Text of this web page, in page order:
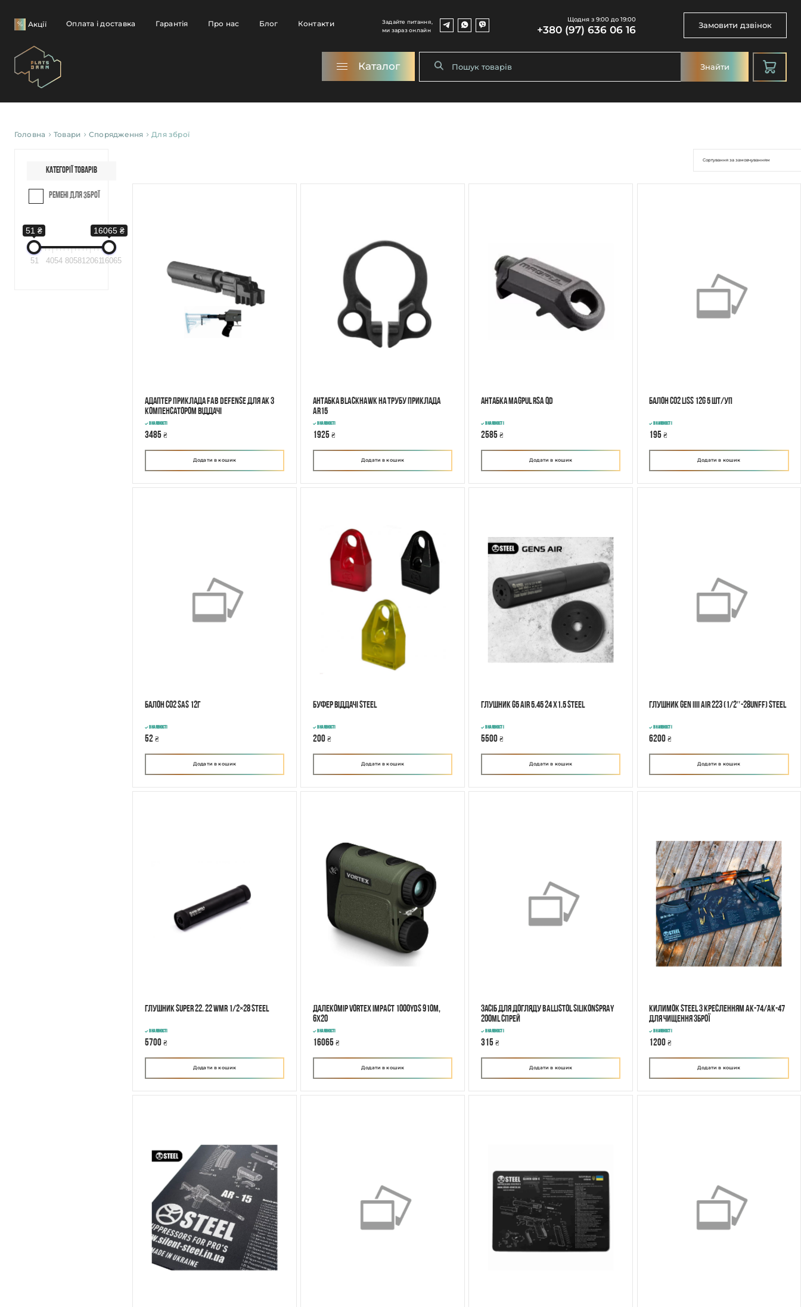
Акції Оплата і доставка Гарантія Про нас Блог Контакти
Задайте питання,
ми зараз онлайн
Щодня з 9:00 до 19:00
+380 (97) 636 06 16 Замовити дзвінок
Каталог Знайти
Головна Товари Спорядження Для зброї
Категорії товарів
Ремені для зброї
51 ₴ 16065 ₴
51 4054 80581206116065
Адаптер приклада FAB Defense для АК з
компенсатором віддачі
В наявності
3485 ₴
Додати в кошик
Антабка BLACKHAWK на трубу приклада
AR15
В наявності
1925 ₴
Додати в кошик
Антабка Magpul RSA QD
В наявності
2585 ₴
Додати в кошик
Балон CO2 Liss 12g 5 шт/уп
В наявності
195₴
Додати в кошик
Балон CO2 SAS 12г
В наявності
52 ₴
Додати в кошик
Буфер віддачі Steel
В наявності
200 ₴
Додати в кошик
Глушник G5 AIR 5.45 24 x1.5 Steel
В наявності
5500 ₴
Додати в кошик
Глушник GEN IIII AIR 223 (1/2″-28UNFF) Steel
В наявності
6200₴
Додати в кошик
Глушник SUPER 22. 22 WMR 1/2×28 Steel
В наявності
5700 ₴
Додати в кошик
Далекомір Vortex Impact 1000yds 910м,
6х20
В наявності
16065 ₴
Додати в кошик
Засіб для догляду Ballistol Silikonspray
200ml спрей
В наявності
315 ₴
Додати в кошик
Килимок STEEL з кресленням AK-74/AK-47
для чищення зброї
В наявності
1200₴
Додати в кошик